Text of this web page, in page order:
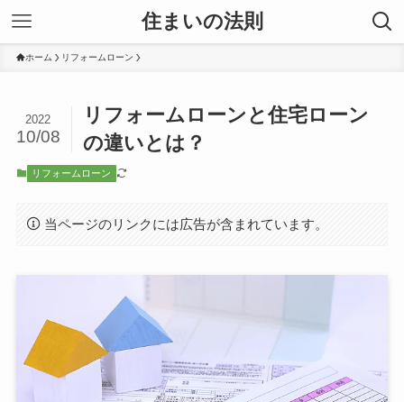
住まいの法則
ホーム リフォームローン
リフォームローンと住宅ローン
の違いとは？
2022
10/08
リフォームローン
当ページのリンクには広告が含まれています。